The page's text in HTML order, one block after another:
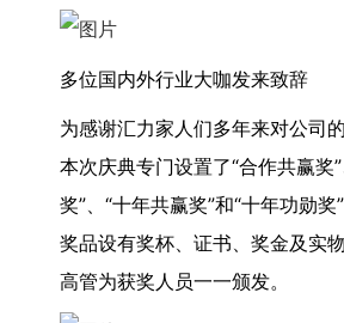
多位国内外行业大咖发来致辞
为感谢汇力家人们多年来对公司
本次庆典专门设置了“合作共赢奖
奖”、“十年共赢奖”和“十年功勋奖
奖品设有奖杯、证书、奖金及实
高管为获奖人员一一颁发。